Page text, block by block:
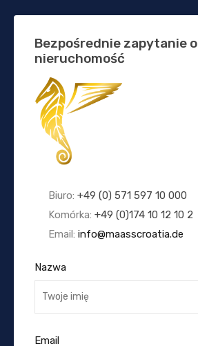
Bezpośrednie zapytanie o
nieruchomość
Biuro: +49 (0) 571 597 10 000
Komórka: +49 (0)174 10 12 10 2
Email: info@maasscroatia.de
Nazwa
Email